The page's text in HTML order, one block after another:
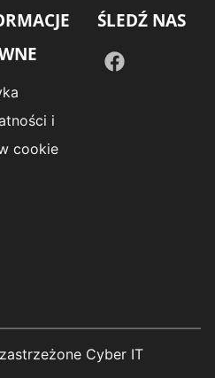
i
cookie
ŚLEDŹ NAS
Cyber IT